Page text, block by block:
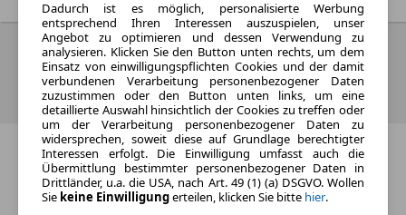
Neue Xpeng nach Modellen
Wähle ein Modell und gelange direkt zu den aktuellen Xpeng
Neuwagen-Angeboten.
Xpeng G6
Kraftstoff:
Elektro
Dadurch ist es möglich, personalisierte Werbung
entsprechend Ihren Interessen auszuspielen, unser
Angebot zu optimieren und dessen Verwendung zu
analysieren. Klicken Sie den Button unten rechts, um dem
Einsatz von einwilligungspflichten Cookies und der damit
verbundenen Verarbeitung personenbezogener Daten
zuzustimmen oder den Button unten links, um eine
detaillierte Auswahl hinsichtlich der Cookies zu treffen oder
um der Verarbeitung personenbezogener Daten zu
widersprechen, soweit diese auf Grundlage berechtigter
Interessen erfolgt. Die Einwilligung umfasst auch die
Übermittlung bestimmter personenbezogener Daten in
Drittländer, u.a. die USA, nach Art. 49 (1) (a) DSGVO. Wollen
Sie keine Einwilligungerteilen, klicken Sie bitte hier.